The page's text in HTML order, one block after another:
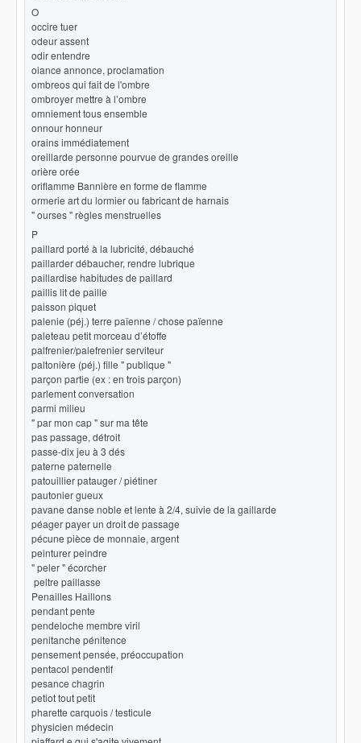
O
occire tuer
odeur assent
odir entendre
oiance annonce, proclamation
ombreos qui fait de l'ombre
ombroyer mettre à l’ombre
omniement tous ensemble
onnour honneur
orains immédiatement
oreillarde personne pourvue de grandes oreille
orière orée
oriflamme Bannière en forme de flamme
ormerie art du lormier ou fabricant de harnais
" ourses " règles menstruelles
P
paillard porté à la lubricité, débauché
paillarder débaucher, rendre lubrique
paillardise habitudes de paillard
paillis lit de paille
paisson piquet
palenie (péj.) terre païenne / chose païenne
paleteau petit morceau d’étoffe
palfrenier/palefrenier serviteur
paltonière (péj.) fille " publique "
parçon partie (ex : en trois parçon)
parlement conversation
parmi milieu
" par mon cap " sur ma tête
pas passage, détroit
passe-dix jeu à 3 dés
paterne paternelle
patouillier patauger / piétiner
pautonier gueux
pavane danse noble et lente à 2/4, suivie de la gaillarde
péager payer un droit de passage
pécune pièce de monnaie, argent
peinturer peindre
" peler " écorcher
peltre paillasse
Penailles Haillons
pendant pente
pendeloche membre viril
penitanche pénitence
pensement pensée, préoccupation
pentacol pendentif
pesance chagrin
petiot tout petit
pharette carquois / testicule
physicien médecin